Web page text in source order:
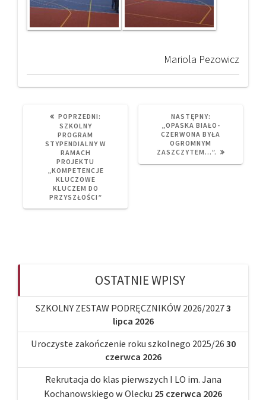
Mariola Pezowicz
POPRZEDNI:
SZKOLNY
PROGRAM
STYPENDIALNY W
RAMACH
PROJEKTU
„KOMPETENCJE
KLUCZOWE
KLUCZEM DO
PRZYSZŁOŚCI”
NASTĘPNY:
POST:
„OPASKA BIAŁO-
CZERWONA BYŁA
OGROMNYM
ZASZCZYTEM…”.
OSTATNIE WPISY
SZKOLNY ZESTAW PODRĘCZNIKÓW 2026/20273
lipca 2026
Uroczyste zakończenie roku szkolnego 2025/26 30
czerwca 2026
Rekrutacja do klas pierwszych I LO im. Jana
Kochanowskiego w Olecku 25 czerwca 2026